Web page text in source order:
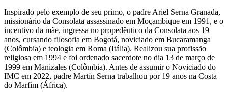
Inspirado pelo exemplo de seu primo, o padre Ariel Serna Granada,
missionário da Consolata assassinado em Moçambique em 1991, e o
incentivo da mãe, ingressa no propedêutico da Consolata aos 19
anos, cursando filosofia em Bogotá, noviciado em Bucaramanga
(Colômbia) e teologia em Roma (Itália). Realizou sua profissão
religiosa em 1994 e foi ordenado sacerdote no dia 13 de março de
1999 em Manizales (Colômbia). Antes de assumir o Noviciado do
IMC em 2022, padre Martín Serna trabalhou por 19 anos na Costa
do Marfim (África).